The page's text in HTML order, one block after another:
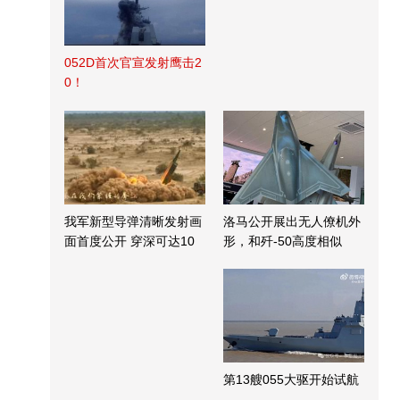
052D首次官宣发射鹰击2
0！
我军新型导弹清晰发射画
面首度公开 穿深可达10
洛马公开展出无人僚机外
形，和歼-50高度相似
第13艘055大驱开始试航